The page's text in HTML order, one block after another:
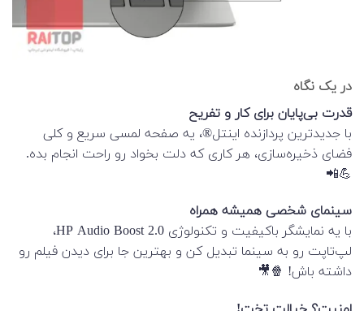
در یک نگاه
قدرت بی‌پایان برای کار و تفریح
با جدیدترین پردازنده اینتل®، یه صفحه لمسی سریع و کلی
فضای ذخیره‌سازی، هر کاری که دلت بخواد رو راحت انجام بده.
💪📲
سینمای شخصی همیشه همراه
با یه نمایشگر باکیفیت و تکنولوژی HP Audio Boost 2.0،
لپ‌تاپت رو به سینما تبدیل کن و بهترین جا برای دیدن فیلم رو
داشته باش! 🍿🎥